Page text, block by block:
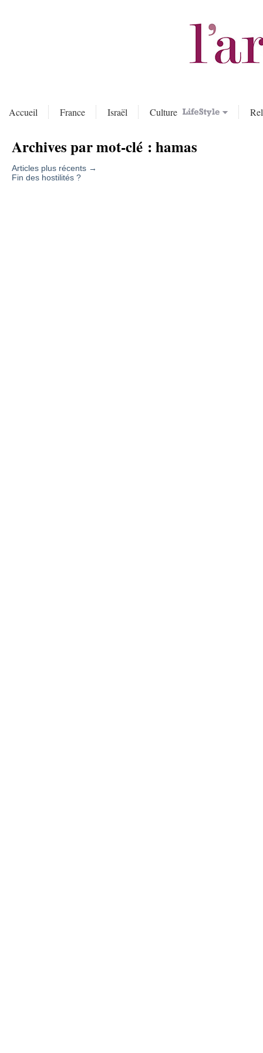
Accueil France Israël Culture
Archives par mot-clé :hamas
Articles plus récents →
Fin des hostilités ?